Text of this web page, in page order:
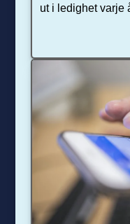
ut i ledighet varje